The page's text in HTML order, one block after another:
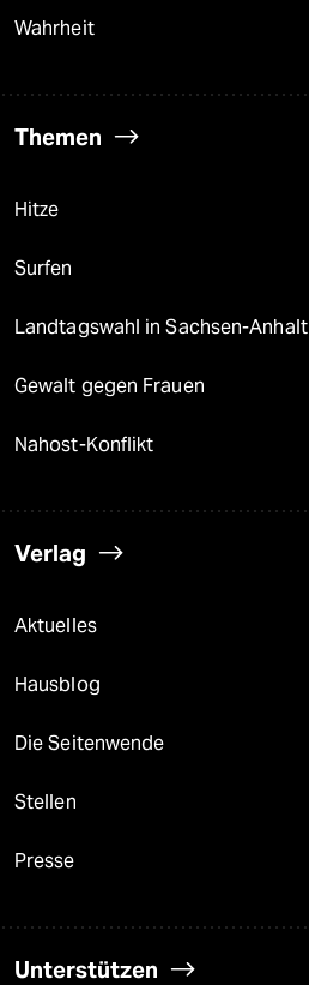
Wahrheit
Themen
Hitze
Surfen
Landtagswahl in Sachsen-Anhalt
Gewalt gegen Frauen
Nahost-Konflikt
Verlag
Aktuelles
Hausblog
Die Seitenwende
Stellen
Presse
Unterstützen